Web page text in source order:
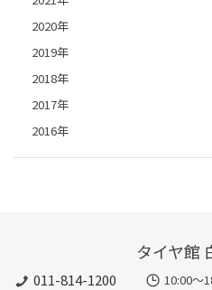
2020年
2019年
2018年
2017年
2016年
タイヤ館
011-814-1200
10:00～